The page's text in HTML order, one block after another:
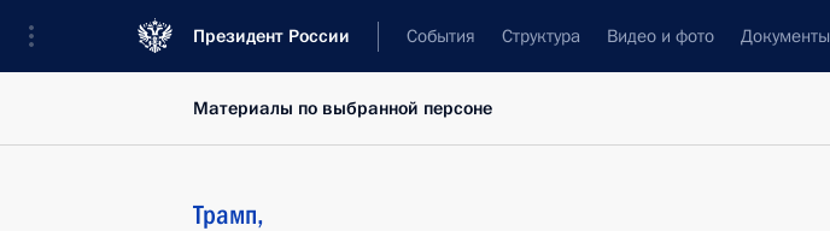
Президент России События Структура Видео и фото Документы
Материалы по выбранной персоне
Трамп,